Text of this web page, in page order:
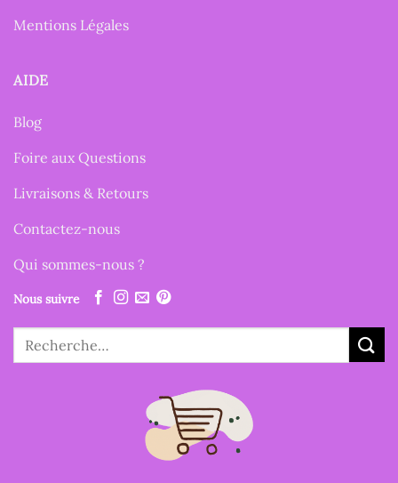
Mentions Légales
AIDE
Blog
Foire aux Questions
Livraisons & Retours
Contactez-nous
Qui sommes-nous ?
Nous suivre
pour :